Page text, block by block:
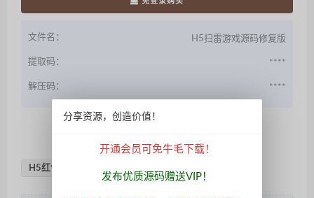
文件名： H5扫雷游戏源码修复版
提取码： ****
解压码： ****
H5红包扫雷游戏
分享资源，创造价值！
开通会员可免牛毛下载！
发布优质源码赠送VIP！